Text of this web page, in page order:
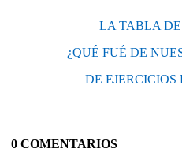
LA TABLA
¿QUÉ FUÉ DE
DE EJERCICIOS
0 COMENTARIOS